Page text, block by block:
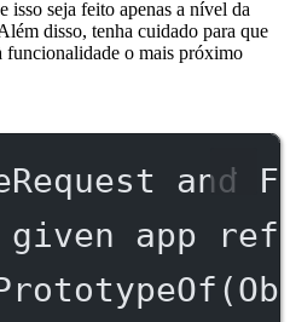
isso seja feito apenas a nível da
disso, tenha cuidado para que
funcionalidade o mais próximo
and
app